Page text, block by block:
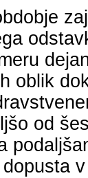
oblik
od